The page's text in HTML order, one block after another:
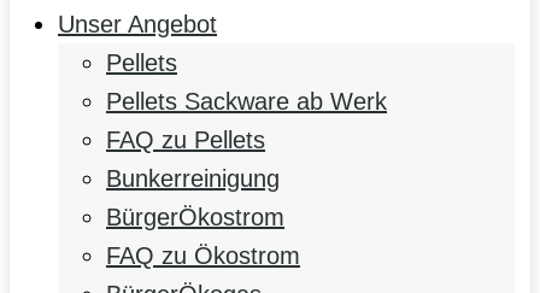
Unser Angebot
Pellets
Pellets Sackware ab Werk
FAQ zu Pellets
Bunkerreinigung
BürgerÖkostrom
FAQ zu Ökostrom